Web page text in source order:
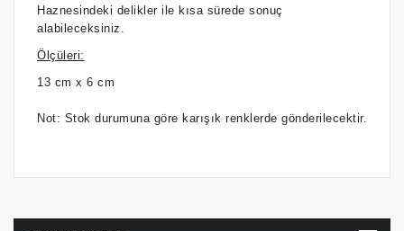
Haznesindeki delikler ile kısa sürede sonuç
alabileceksiniz.
Ölçüleri:
13 cm x 6 cm
Not: Stok durumuna göre karışık renklerde gönderilecektir.